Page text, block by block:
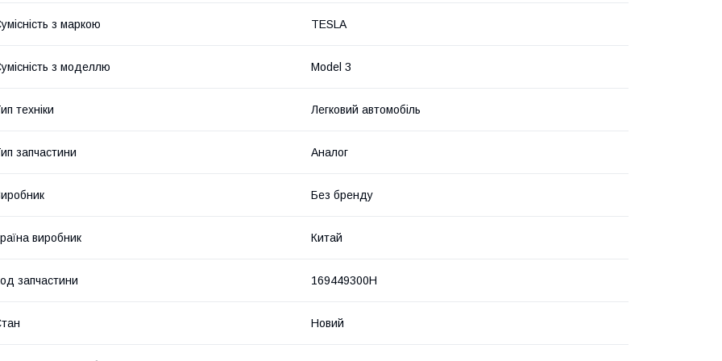
з маркою TESLA
з моделлю Model 3
техніки Легковий автомобіль
запчастини Аналог
Без бренду
виробник Китай
запчастини 169449300H
Новий